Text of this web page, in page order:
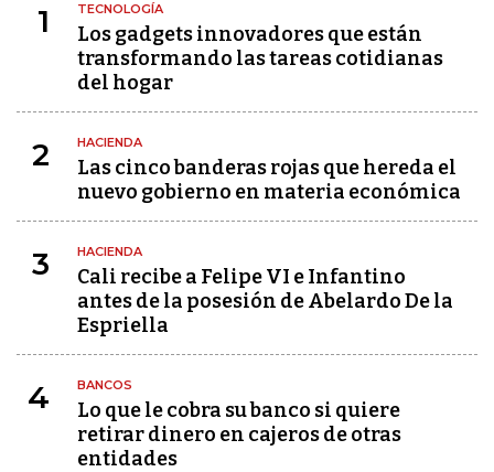
1 TECNOLOGÍA
Los gadgets innovadores que están
transformando las tareas cotidianas
del hogar
2 HACIENDA
Las cinco banderas rojas que hereda el
nuevo gobierno en materia económica
3 HACIENDA
Cali recibe a Felipe VI e Infantino
antes de la posesión de Abelardo De la
Espriella
4 BANCOS
Lo que le cobra su banco si quiere
retirar dinero en cajeros de otras
entidades